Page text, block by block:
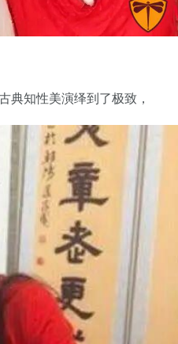
典知性美演绎到了极致，